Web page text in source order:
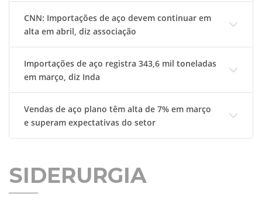
CNN: Importações de aço devem continuar em
alta em abril, diz associação
Importações de aço registra 343,6 mil toneladas
em março, diz Inda
Vendas de aço plano têm alta de 7% em março
e superam expectativas do setor
SIDERURGIA